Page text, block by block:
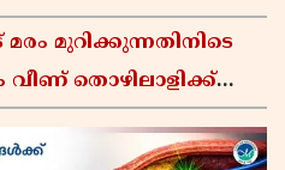
മുറിക്കുന്നതിനിടെ
തൊഴിലാളിക്ക്